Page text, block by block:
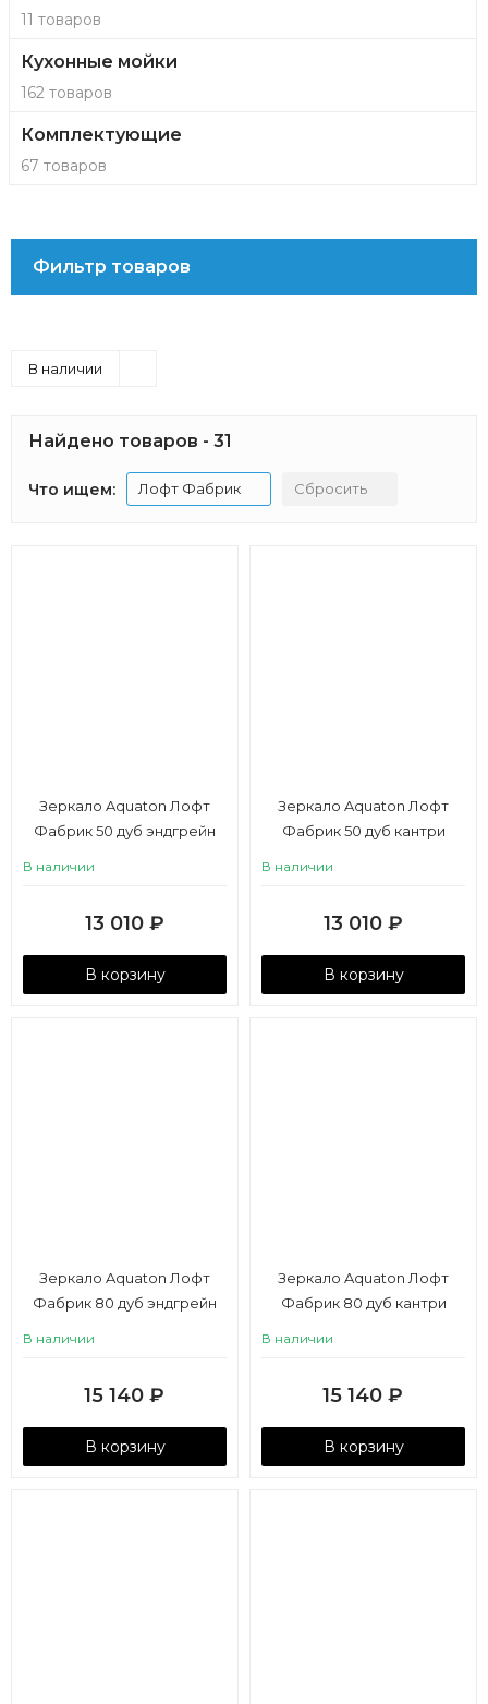
11 товаров
Кухонные мойки
162 товаров
Комплектующие
67 товаров
Фильтр товаров
В наличии
Найдено товаров - 31
Что ищем: Лофт Фабрик Сбросить
Зеркало Aquaton Лофт
Фабрик 50 дуб эндгрейн
В наличии
13 010 ₽
В корзину
Зеркало Aquaton Лофт
Фабрик 50 дуб кантри
В наличии
13 010 ₽
В корзину
Зеркало Aquaton Лофт
Фабрик 80 дуб эндгрейн
В наличии
15 140 ₽
В корзину
Зеркало Aquaton Лофт
Фабрик 80 дуб кантри
В наличии
15 140 ₽
В корзину